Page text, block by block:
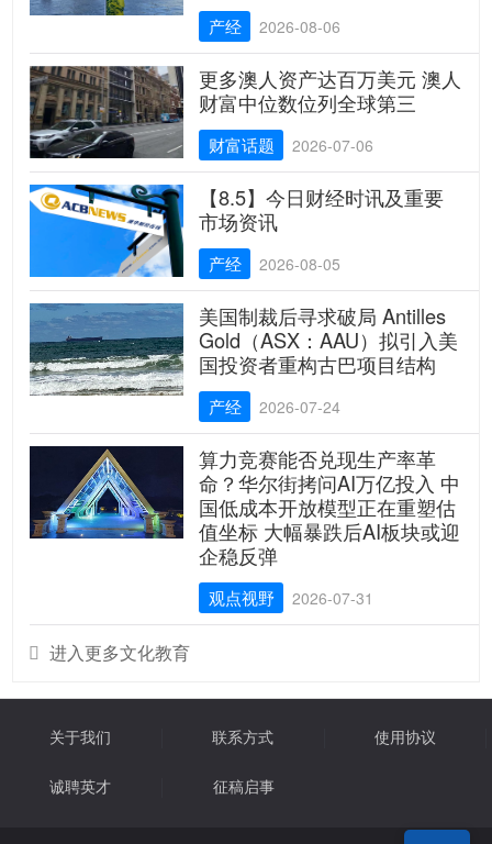
产经 2026-08-06
更多澳人资产达百万美元 澳人
财富中位数位列全球第三
财富话题 2026-07-06
【8.5】今日财经时讯及重要
市场资讯
产经 2026-08-05
美国制裁后寻求破局 Antilles
Gold（ASX：AAU）拟引入美
国投资者重构古巴项目结构
产经 2026-07-24
算力竞赛能否兑现生产率革
命？华尔街拷问AI万亿投入 中
国低成本开放模型正在重塑估
值坐标 大幅暴跌后AI板块或迎
企稳反弹
观点视野 2026-07-31
 进入更多文化教育
关于我们 联系方式 使用协议
诚聘英才 征稿启事